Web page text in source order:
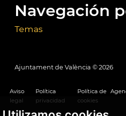
Navegación
Temas
Ajuntament de València © 2026
Aviso
legal
Política
privacidad
Política de
cookies